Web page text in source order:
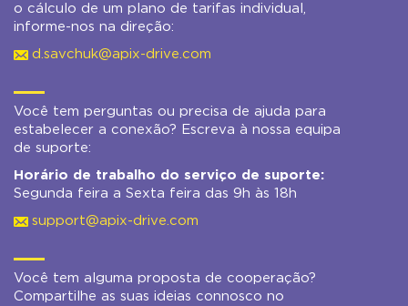
o cálculo de um plano de tarifas individual,
informe-nos na direção:
d.savchuk@apix-drive.com
Você tem perguntas ou precisa de ajuda para
estabelecer a conexão? Escreva à nossa equipa
de suporte:
Horário de trabalho do serviço de suporte:
Segunda feira a Sexta feira das 9h às 18h
support@apix-drive.com
Você tem alguma proposta de cooperação?
Compartilhe as suas ideias connosco no